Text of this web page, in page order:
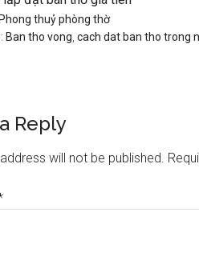
Phong thuỷ phòng thờ
Ban tho vong cach dat ban tho trong
Reply
will not be published.